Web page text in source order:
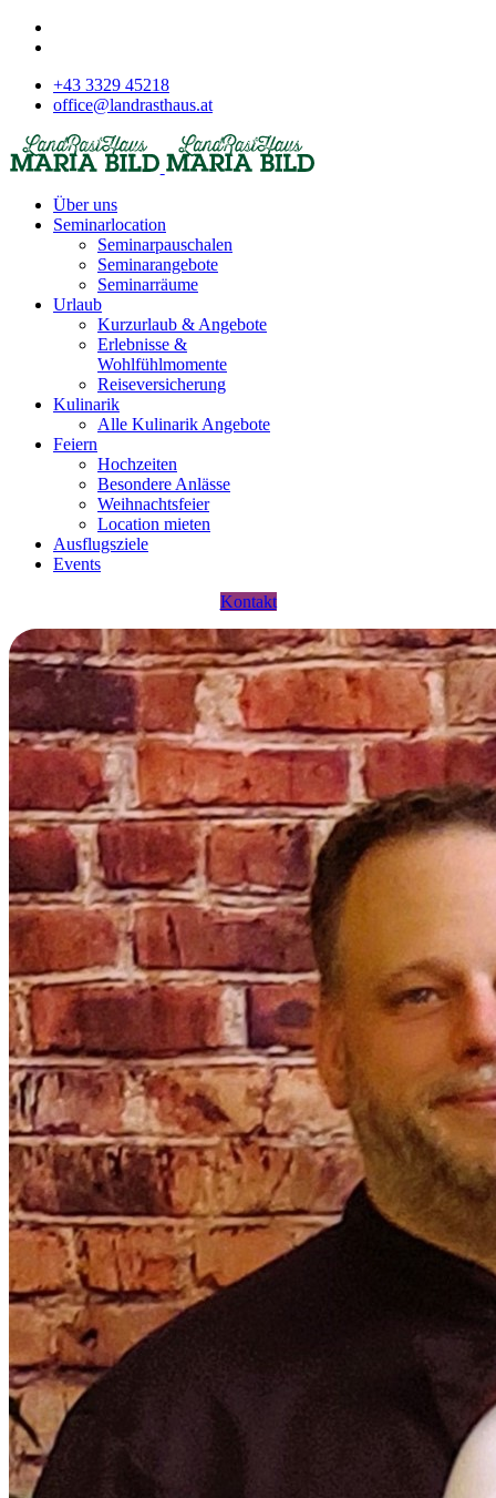
+43 3329 45218
office@landrasthaus.at
Über uns
Seminarlocation
Seminarpauschalen
Seminarangebote
Seminarräume
Urlaub
Kurzurlaub & Angebote
Erlebnisse &
Wohlfühlmomente
Reiseversicherung
Kulinarik
Alle Kulinarik Angebote
Feiern
Hochzeiten
Besondere Anlässe
Weihnachtsfeier
Location mieten
Ausflugsziele
Events
Kontakt